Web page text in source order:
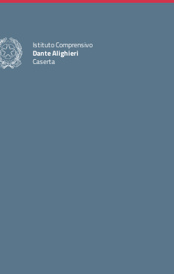
Istituto Comprensivo
Dante Alighieri
Caserta